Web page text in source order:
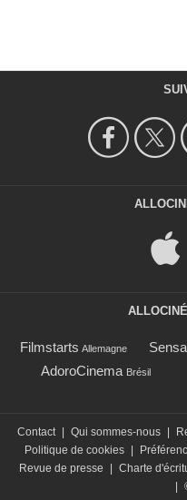
Filmstarts Allemagne
AdoroCinema Brésil
Contact Qui sommes-nous
Politique de cookies
Revue de presse
Charte